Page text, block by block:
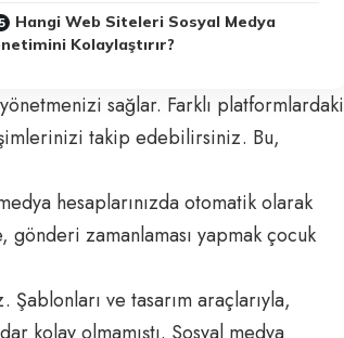
Hangi Web Siteleri Sosyal Medya
Kolaylaştırır?
sağlar. Farklı platformlardaki
takip edebilirsiniz. Bu,
hesaplarınızda otomatik olarak
gönderi zamanlaması yapmak çocuk
ve tasarım araçlarıyla,